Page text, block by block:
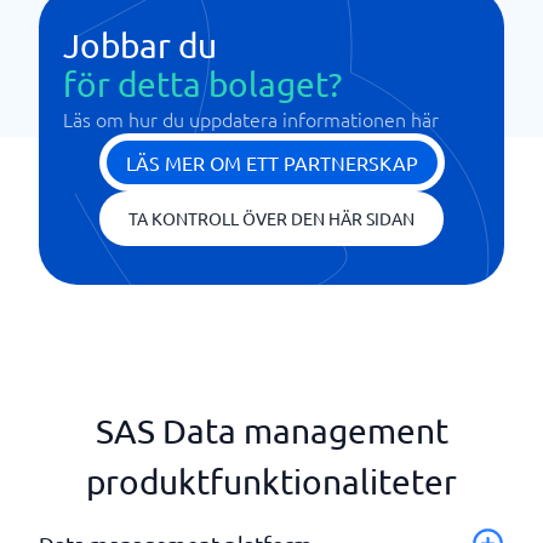
Jobbar du
för detta bolaget?
Läs om hur du uppdatera informationen här
LÄS MER OM ETT PARTNERSKAP
TA KONTROLL ÖVER DEN HÄR SIDAN
SAS Data management
produktfunktionaliteter